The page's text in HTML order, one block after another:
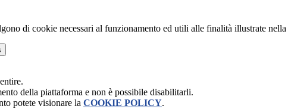
di cookie necessari al funzionamento ed utili alle finalità illustrate nella
della piattaforma e non è possibile disabilitarli.
potete visionare la COOKIE POLICY.